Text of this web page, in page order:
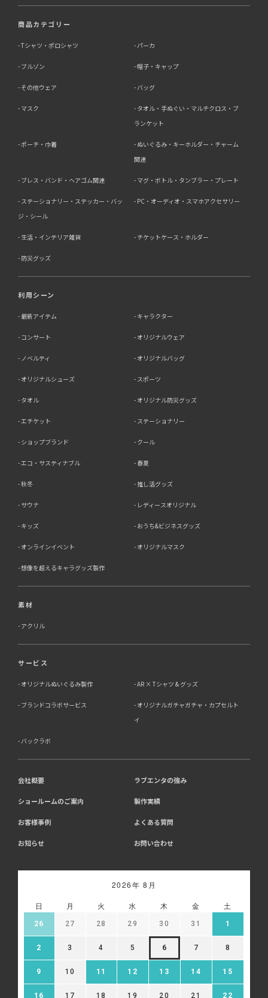
商品カテゴリー
Tシャツ・ポロシャツ パーカ
ブルゾン 帽子・キャップ
その他ウェア バッグ
マスク
タオル・手ぬぐい・マルチクロス・ブ
ランケット
ポーチ・巾着
ぬいぐるみ・キーホルダー・チャーム
関連
ブレス・バンド・ヘアゴム関連 マグ・ボトル・タンブラー・プレート
ステーショナリー・ステッカー・バッ
ジ・シール
PC・オーディオ・スマホアクセサリー
生活・インテリア雑貨 チケットケース・ホルダー
防災グッズ
利用シーン
最新アイテム キャラクター
コンサート オリジナルウェア
ノベルティ オリジナルバッグ
オリジナルシューズ スポーツ
タオル オリジナル防災グッズ
エチケット ステーショナリー
ショップブランド クール
エコ・サスティナブル 春夏
秋冬 推し活グッズ
サウナ レディースオリジナル
キッズ おうち&ビジネスグッズ
オンラインイベント オリジナルマスク
想像を超えるキャラグッズ製作
素材
アクリル
サービス
オリジナルぬいぐるみ製作 AR × Tシャツ & グッズ
ブランドコラボサービス
オリジナルガチャガチャ・カプセルト
イ
バックラボ
会社概要 ラブエンタの強み
ショールームのご案内 製作実績
お客様事例 よくある質問
お知らせ お問い合わせ
2026年 8月
日 月 火 水 木 金 土
26 27 28 29 30 31 1
2 3 4 5 6 7 8
9 10 11 12 13 14 15
16 17 18 19 20 21 22